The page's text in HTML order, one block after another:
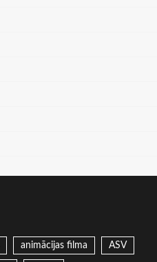
animācijas filma ASV